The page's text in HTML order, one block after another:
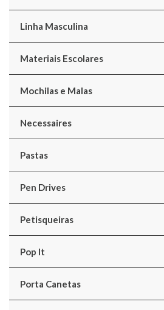
Linha Masculina
Materiais Escolares
Mochilas e Malas
Necessaires
Pastas
Pen Drives
Petisqueiras
Pop It
Porta Canetas